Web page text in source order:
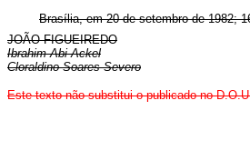
Brasília, em 20 de setembro de 1982;
JOÃO FIGUEIREDO
Ibrahim Abi-Ackel
Cloraldino Soares Severo
Este texto não substitui o publicado no